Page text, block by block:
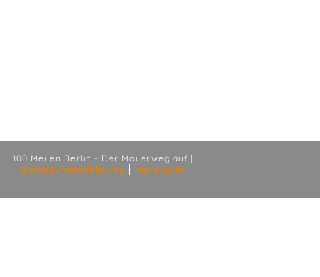
100 Meilen Berlin - Der Mauerweglauf |
Datenschutzerklärung
Impressum